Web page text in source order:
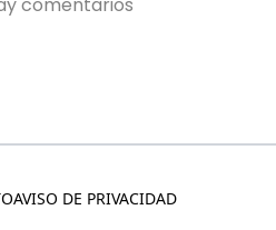
AVISO DE PRIVACIDAD